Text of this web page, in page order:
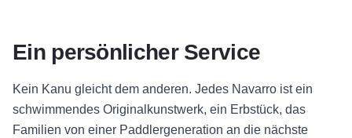
Ein persönlicher Service
Kein Kanu gleicht dem anderen. Jedes Navarro ist ein
schwimmendes Originalkunstwerk, ein Erbstück, das
Familien von einer Paddlergeneration an die nächste